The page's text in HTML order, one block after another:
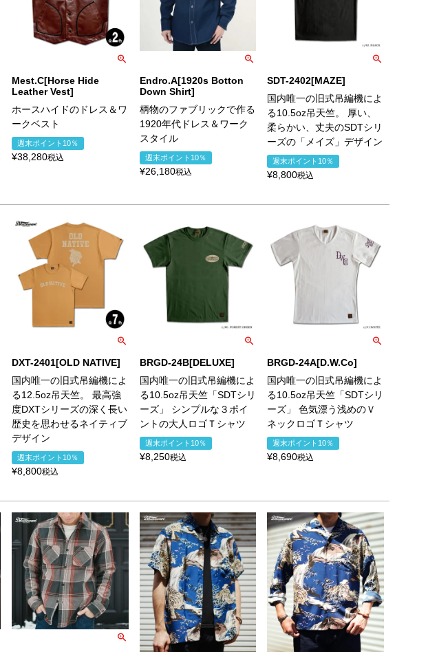
Mest.C[Horse Hide
Leather Vest]
ホースハイドのドレス＆ワ
ークベスト
週末ポイント10％
¥38,280税込
Endro.A[1920s Botton
Down Shirt]
柄物のファブリックで作る
1920年代ドレス＆ワーク
スタイル
週末ポイント10％
¥26,180税込
SDT-2402[MAZE]
国内唯一の旧式吊編機によ
る10.5oz吊天竺。 厚い、
柔らかい、丈夫のSDTシリ
ーズの「メイズ」デザイン
週末ポイント10％
¥8,800税込
DXT-2401[OLD NATIVE]
国内唯一の旧式吊編機によ
る12.5oz吊天竺。 最高強
度DXTシリーズの深く長い
歴史を思わせるネイティブ
デザイン
週末ポイント10％
¥8,800税込
BRGD-24B[DELUXE]
国内唯一の旧式吊編機によ
る10.5oz吊天竺「SDTシリ
ーズ」 シンプルな３ポイ
ントの大人ロゴＴシャツ
週末ポイント10％
¥8,250税込
BRGD-24A[D.W.Co]
国内唯一の旧式吊編機によ
る10.5oz吊天竺「SDTシリ
ーズ」 色気漂う浅めのＶ
ネックロゴＴシャツ
週末ポイント10％
¥8,690税込